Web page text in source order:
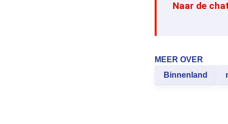
Naar de
MEER OVER
Binnenland